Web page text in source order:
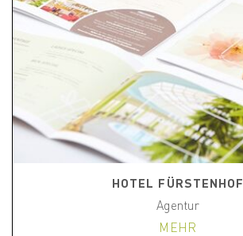
HOTEL FÜRSTENHOF
Agentur
MEHR